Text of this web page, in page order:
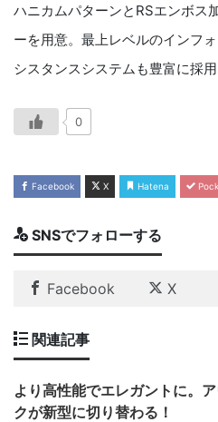
ハニカムパターンとRSエンボス
ーを用意。最上レベルのインフ
シスタンスシステムも豊富に採用
0
Facebook X Hatena
SNSでフォローする
Facebook X
関連記事
より高性能でエレガントに。
クが新型に切り替わる！